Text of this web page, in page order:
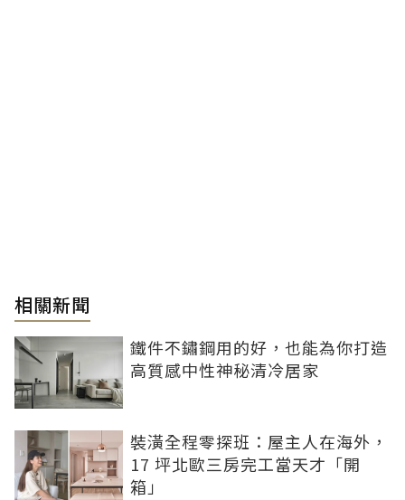
相關新聞
鐵件不鏽鋼用的好，也能為你打造
高質感中性神秘清冷居家
裝潢全程零探班：屋主人在海外，
17 坪北歐三房完工當天才「開
箱」